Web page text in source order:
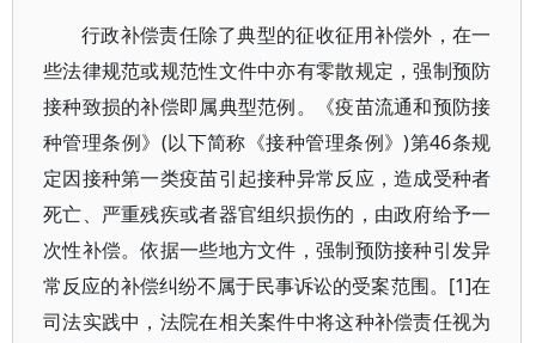
行政补偿责任除了典型的征收征用补偿外，在一
些法律规范或规范性文件中亦有零散规定，强制预防
接种致损的补偿即属典型范例。《疫苗流通和预防接
种管理条例》(以下简称《接种管理条例》)第46条规
定因接种第一类疫苗引起接种异常反应，造成受种者
死亡、严重残疾或者器官组织损伤的，由政府给予一
次性补偿。依据一些地方文件，强制预防接种引发异
常反应的补偿纠纷不属于民事诉讼的受案范围。[1]在
司法实践中，法院在相关案件中将这种补偿责任视为